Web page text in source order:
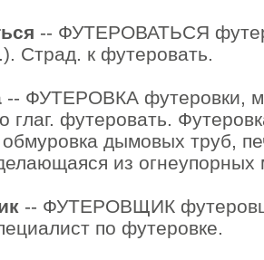
-- ФУТЕРОВАТЬСЯ
Страд. к футеровать.
-- ФУТЕРОВКА футеровки,
глаг. футеровать.
дымовых труб,
из огнеупорных
-- ФУТЕРОВЩИК
по футеровке.